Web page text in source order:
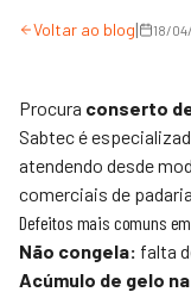
Voltar ao blog| 18/
Procura conserto
Sabtecé
atendendo desde
comerciais de
Defeitos mais comuns
Não congela: falta
Acúmulo de gelo